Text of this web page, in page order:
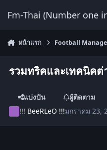
Fm-Thai (Number one
หน้าแรก Football
รวมทริคและเทคนิคต่
แบ่งปัน
ผู้ติดตาม
!!! BeeRLeO !!!มกราคม 23,